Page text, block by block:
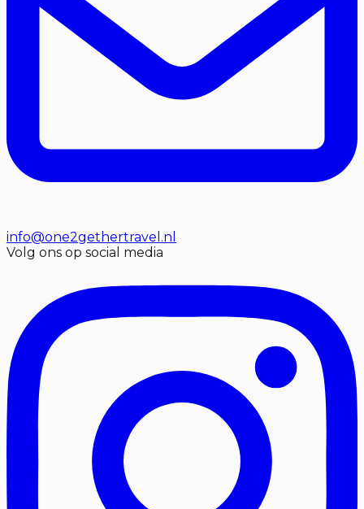
info@one2gethertravel.nl
Volg ons op social media